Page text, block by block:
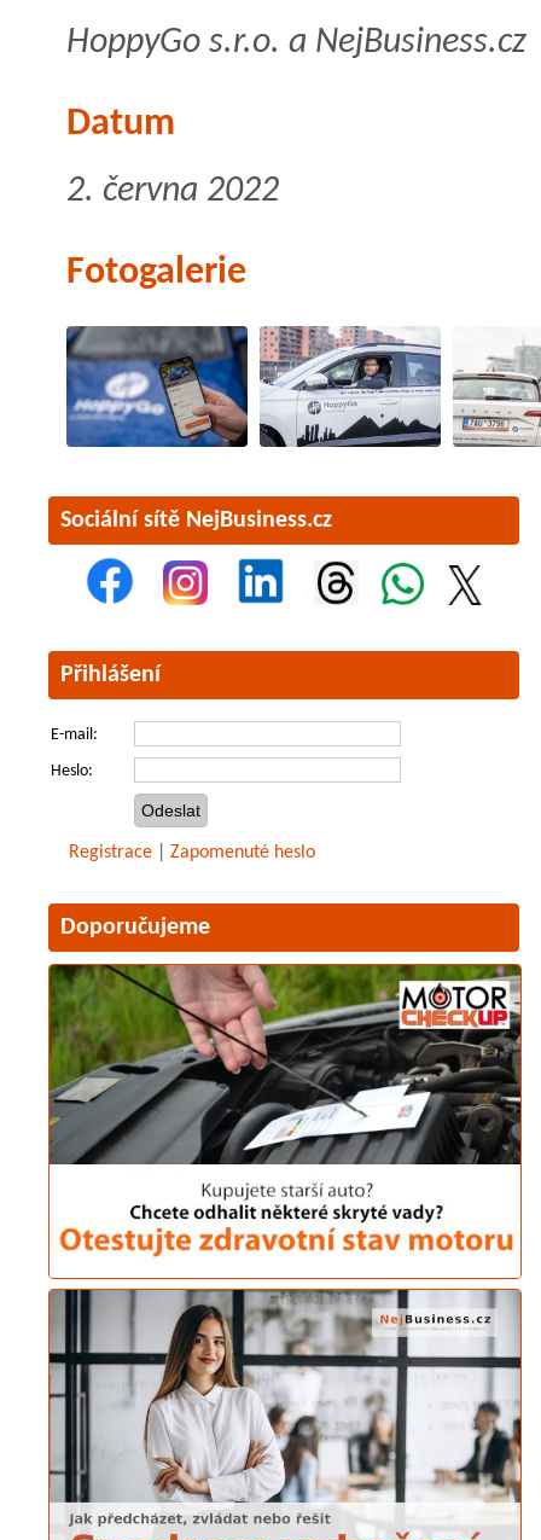
HoppyGo s.r.o. a NejBusiness.cz
Datum
2. června 2022
Fotogalerie
Sociální sítě NejBusiness.cz
Přihlášení
E-mail:
Heslo:
Registrace Zapomenuté heslo
Doporučujeme